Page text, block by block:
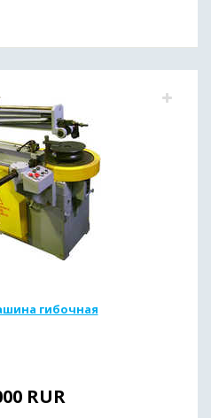
гибочная
RUR